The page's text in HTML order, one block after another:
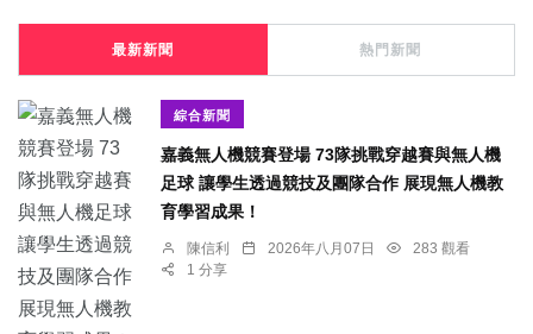
最新新聞 熱門新聞
綜合新聞
嘉義無人機競賽登場 73隊挑戰穿越賽與無人機
足球 讓學生透過競技及團隊合作 展現無人機教
育學習成果！
陳信利 2026年八月07日
283 觀看
1 分享